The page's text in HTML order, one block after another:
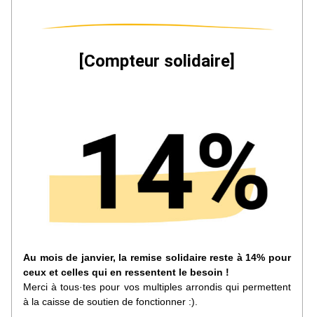
[Compteur solidaire]
Au mois de janvier, la remise solidaire reste à 14% pour
ceux et celles qui en ressentent le besoin !
Merci à tous·tes pour vos multiples arrondis qui permettent
à la caisse de soutien de fonctionner :).